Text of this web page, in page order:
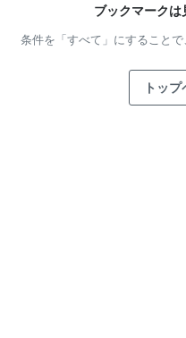
ブックマークは
条件を「すべて」にすることで
トッ